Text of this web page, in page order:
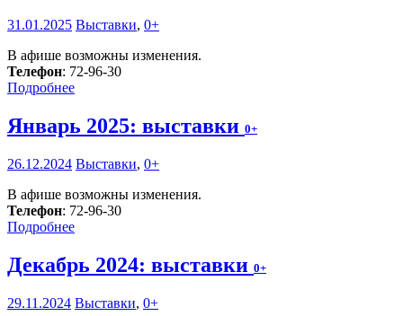
31.01.2025 Выставки, 0+
В афише возможны изменения.
Телефон: 72-96-30
Подробнее
Январь 2025: выставки 0+
26.12.2024 Выставки, 0+
В афише возможны изменения.
Телефон: 72-96-30
Подробнее
Декабрь 2024: выставки 0+
29.11.2024 Выставки, 0+